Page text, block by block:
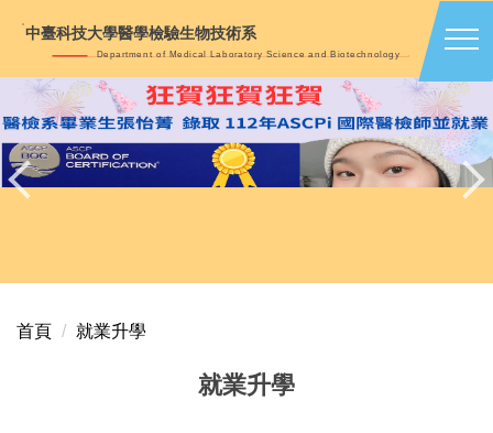
內
容
區
中臺科技大學醫學檢驗生物技術系
Department of Medical Laboratory Science and Biotechnology
首頁 就業升學
就業升學